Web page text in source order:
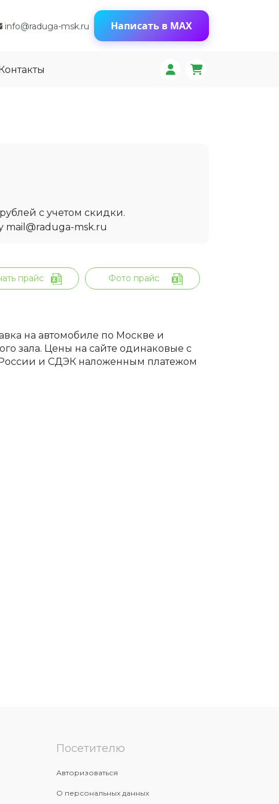
info@raduga-msk.ru Написать в MAX
с учетом скидки.
mail@raduga-msk.ru
прайс Фото прайс
на автомобиле по Москве и
зала. Цены на сайте одинаковые с
и СДЭК наложенным платежом
Посетителю
Авторизоваться
О персональных данных